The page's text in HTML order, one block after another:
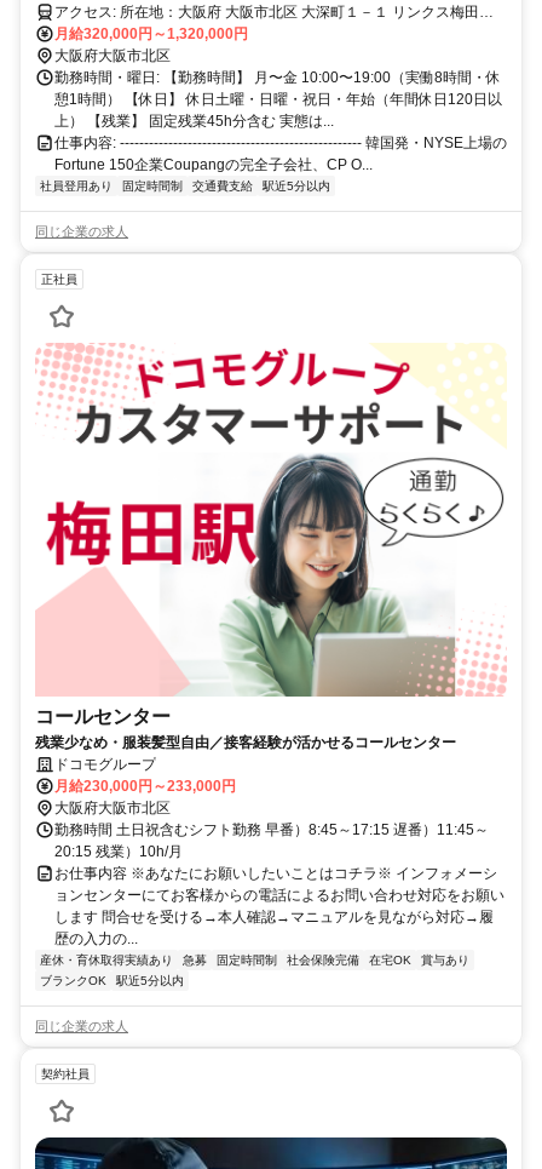
アクセス: 所在地：大阪府 大阪市北区 大深町１－１ リンクス梅田８
階（大阪駅直通） 最寄駅：JR 東海道本線 大阪駅 徒歩1分
月給320,000円～1,320,000円
大阪府大阪市北区
勤務時間・曜日: 【勤務時間】 月〜金 10:00〜19:00（実働8時間・休
憩1時間） 【休日】 休日土曜・日曜・祝日・年始（年間休日120日以
上） 【残業】 固定残業45h分含む 実態は...
仕事内容: -------------------------------------------------- 韓国発・NYSE上場の
Fortune 150企業Coupangの完全子会社、CP O...
社員登用あり 固定時間制 交通費支給 駅近5分以内
同じ企業の求人
正社員
コールセンター
残業少なめ・服装髪型自由／接客経験が活かせるコールセンター
ドコモグループ
月給230,000円～233,000円
大阪府大阪市北区
勤務時間 土日祝含むシフト勤務 早番）8:45～17:15 遅番）11:45～
20:15 残業）10h/月
お仕事内容 ※あなたにお願いしたいことはコチラ※ インフォメーシ
ョンセンターにてお客様からの電話によるお問い合わせ対応をお願い
します 問合せを受ける→本人確認→マニュアルを見ながら対応→履
歴の入力の...
産休・育休取得実績あり 急募 固定時間制 社会保険完備 在宅OK
賞与あり
ブランクOK
駅近5分以内
同じ企業の求人
契約社員